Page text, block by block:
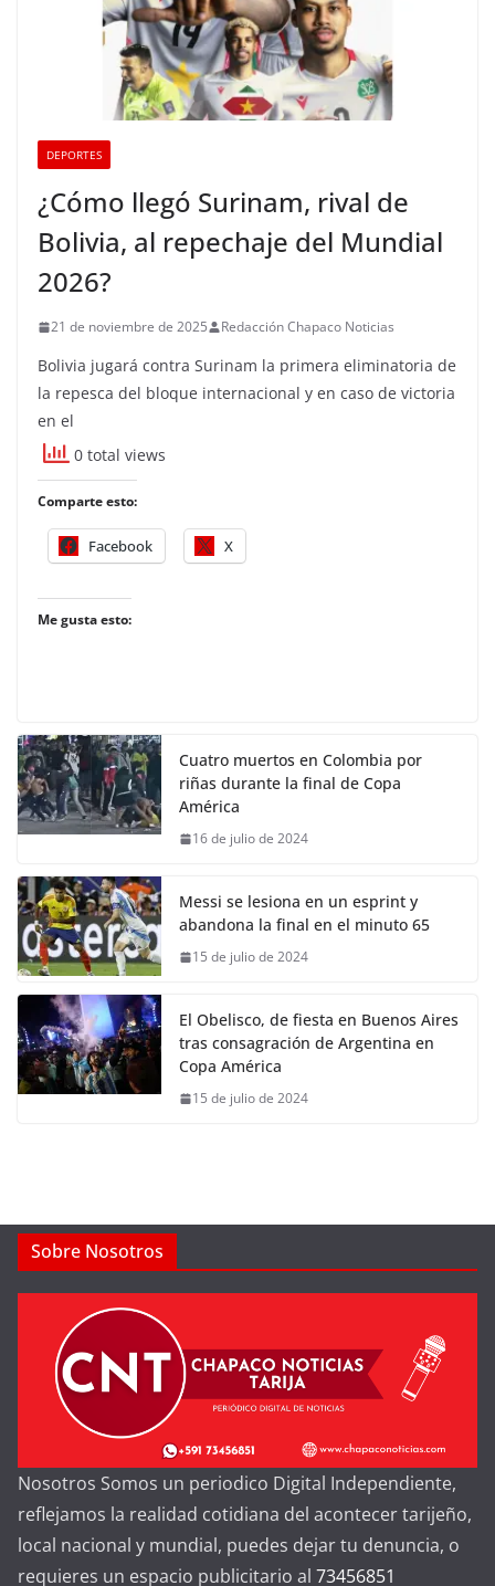
DEPORTES
¿Cómo llegó Surinam, rival de
Bolivia, al repechaje del Mundial
2026?
21 de noviembre de 2025 Redacción Chapaco Noticias
Bolivia jugará contra Surinam la primera eliminatoria de
la repesca del bloque internacional y en caso de victoria
en el
0 total views
Comparte esto:
Facebook X
Me gusta esto:
Cuatro muertos en Colombia por
riñas durante la final de Copa
América
16 de julio de 2024
Messi se lesiona en un esprint y
abandona la final en el minuto 65
15 de julio de 2024
El Obelisco, de fiesta en Buenos Aires
tras consagración de Argentina en
Copa América
15 de julio de 2024
Sobre Nosotros
Nosotros Somos un periodico Digital Independiente,
reflejamos la realidad cotidiana del acontecer tarijeño,
local nacional y mundial, puedes dejar tu denuncia, o
requieres un espacio publicitario al 73456851